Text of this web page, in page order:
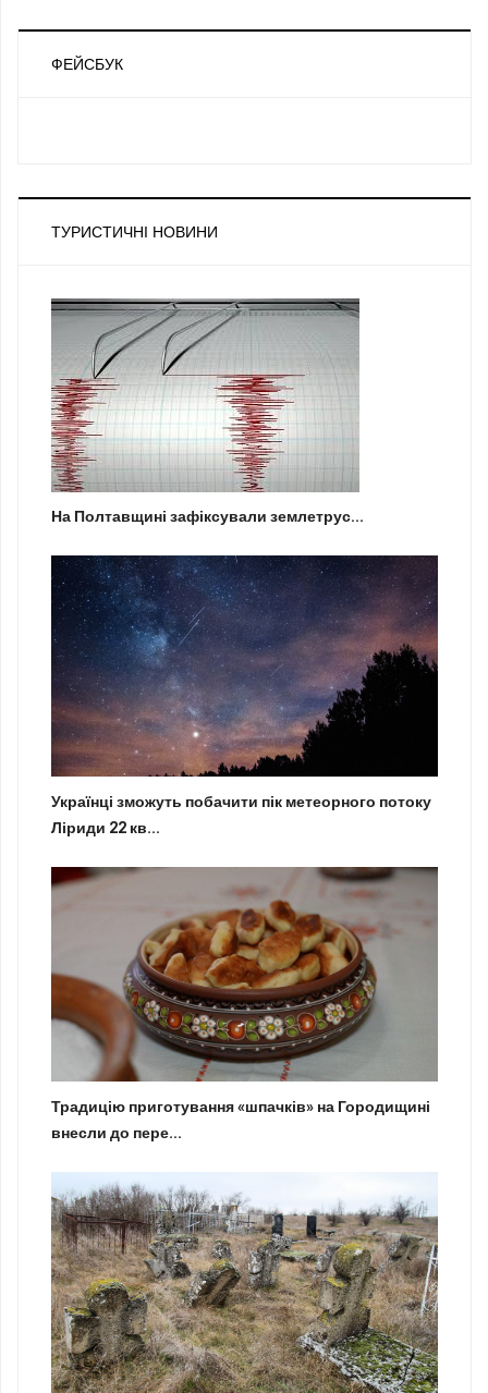
ФЕЙСБУК
ТУРИСТИЧНІ НОВИНИ
На Полтавщині зафіксували землетрус...
Українці зможуть побачити пік метеорного потоку
Ліриди 22 кв...
Традицію приготування «шпачків» на Городищині
внесли до пере...